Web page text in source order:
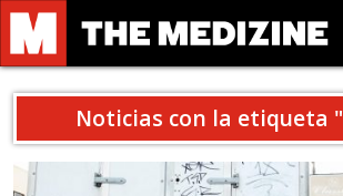
Noticias con la etiqueta "